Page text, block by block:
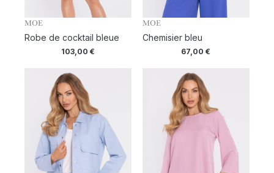
MOE
Robe de cocktail bleue
103,00€
MOE
Chemisier bleu
67,00€